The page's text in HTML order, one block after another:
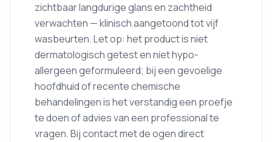
zichtbaar langdurige glans en zachtheid
verwachten — klinisch aangetoond tot vijf
wasbeurten. Let op: het product is niet
dermatologisch getest en niet hypo-
allergeen geformuleerd; bij een gevoelige
hoofdhuid of recente chemische
behandelingen is het verstandig een proefje
te doen of advies van een professional te
vragen. Bij contact met de ogen direct